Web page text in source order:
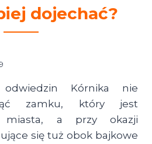
dojechać?
Kórnika nie
zamku, który jest
miasta, a przy okazji
się tuż obok bajkowe